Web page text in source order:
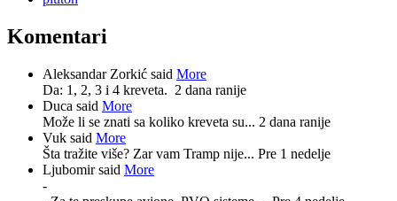
Komentari
Aleksandar Zorkić said More
Da: 1, 2, 3 i 4 kreveta. 2 dana ranije
Duca said More
Može li se znati sa koliko kreveta su... 2 dana ranije
Vuk said More
Šta tražite više? Zar vam Tramp nije... Pre 1 nedelje
Ljubomir said More
-